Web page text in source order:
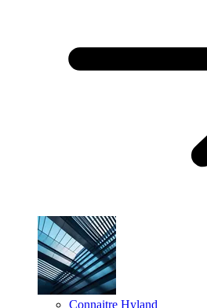
Connaitre Hyland